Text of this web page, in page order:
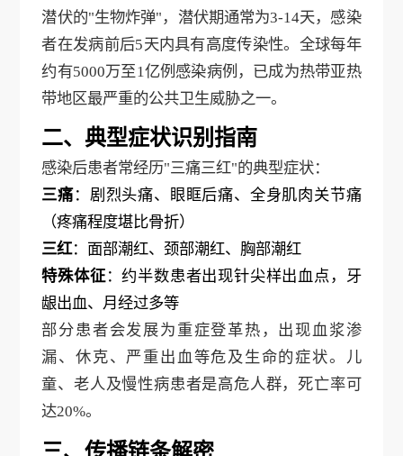
潜伏的"生物炸弹"，潜伏期通常为3-14天，感染
者在发病前后5天内具有高度传染性。全球每年
约有5000万至1亿例感染病例，已成为热带亚热
带地区最严重的公共卫生威胁之一。
二、典型症状识别指南
感染后患者常经历"三痛三红"的典型症状：
三痛 ：剧烈头痛、眼眶后痛、全身肌肉关节痛
（疼痛程度堪比骨折）
三红：面部潮红、颈部潮红、胸部潮红
特殊体征：约半数患者出现针尖样出血点，牙
龈出血、月经过多等
部分患者会发展为重症登革热，出现血浆渗
漏、休克、严重出血等危及生命的症状。儿
童、老人及慢性病患者是高危人群，死亡率可
达20%。
三、传播链条解密